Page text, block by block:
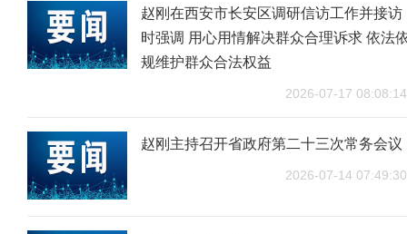
赵刚在西安市长安区调研信访工作并接访
时强调 用心用情解决群众合理诉求 依法
规维护群众合法权益
2026-07-17 08:08:14
赵刚主持召开省政府第二十三次常务会议
2026-07-14 07:49:30